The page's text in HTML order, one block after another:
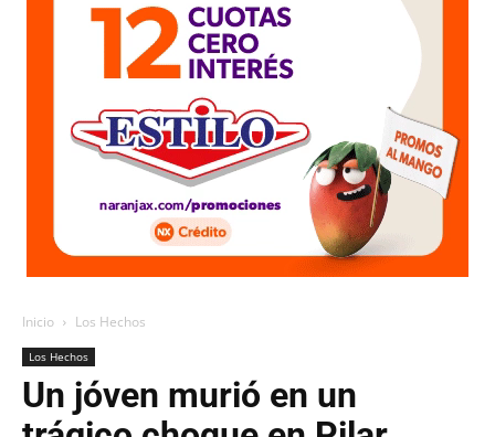
Inicio Los Hechos
Los Hechos
Un jóven murió en un